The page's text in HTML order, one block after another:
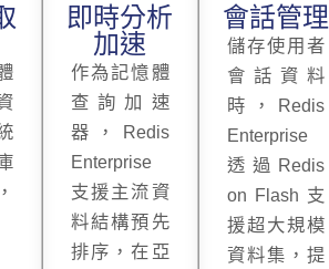
即時分析
加速
作為記憶體
查詢加速
器，Redis
Enterprise
支援主流資
料結構預先
排序，在亞
會話管理
儲存使用者
會話資料
時，Redis
Enterprise
透過Redis
on Flash 支
援超大規模
資料集，提